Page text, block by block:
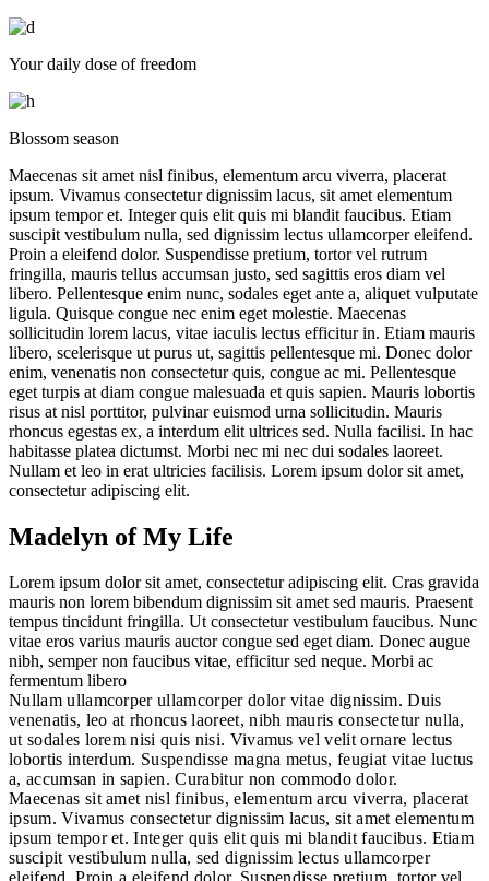
Your daily dose of freedom
Blossom season
Maecenas sit amet nisl finibus, elementum arcu viverra, placerat
ipsum. Vivamus consectetur dignissim lacus, sit amet elementum
ipsum tempor et. Integer quis elit quis mi blandit faucibus. Etiam
suscipit vestibulum nulla, sed dignissim lectus ullamcorper eleifend.
Proin a eleifend dolor. Suspendisse pretium, tortor vel rutrum
fringilla, mauris tellus accumsan justo, sed sagittis eros diam vel
libero. Pellentesque enim nunc, sodales eget ante a, aliquet vulputate
ligula. Quisque congue nec enim eget molestie. Maecenas
sollicitudin lorem lacus, vitae iaculis lectus efficitur in. Etiam mauris
libero, scelerisque ut purus ut, sagittis pellentesque mi. Donec dolor
enim, venenatis non consectetur quis, congue ac mi. Pellentesque
eget turpis at diam congue malesuada et quis sapien. Mauris lobortis
risus at nisl porttitor, pulvinar euismod urna sollicitudin. Mauris
rhoncus egestas ex, a interdum elit ultrices sed. Nulla facilisi. In hac
habitasse platea dictumst. Morbi nec mi nec dui sodales laoreet.
Nullam et leo in erat ultricies facilisis. Lorem ipsum dolor sit amet,
consectetur adipiscing elit.
Madelyn of My Life
Lorem ipsum dolor sit amet, consectetur adipiscing elit. Cras gravida
mauris non lorem bibendum dignissim sit amet sed mauris. Praesent
tempus tincidunt fringilla. Ut consectetur vestibulum faucibus. Nunc
vitae eros varius mauris auctor congue sed eget diam. Donec augue
nibh, semper non faucibus vitae, efficitur sed neque. Morbi ac
fermentum libero
Nullam ullamcorper ullamcorper dolor vitae dignissim. Duis
venenatis, leo at rhoncus laoreet, nibh mauris consectetur nulla,
ut sodales lorem nisi quis nisi. Vivamus vel velit ornare lectus
lobortis interdum. Suspendisse magna metus, feugiat vitae luctus
a, accumsan in sapien. Curabitur non commodo dolor.
Maecenas sit amet nisl finibus, elementum arcu viverra, placerat
ipsum. Vivamus consectetur dignissim lacus, sit amet elementum
ipsum tempor et. Integer quis elit quis mi blandit faucibus. Etiam
suscipit vestibulum nulla, sed dignissim lectus ullamcorper